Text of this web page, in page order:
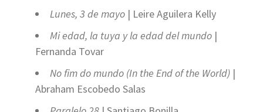
Lunes, 3 de mayo | Leire Aguilera Kelly
Mi edad, la tuya y la edad del mundo |
Fernanda Tovar
No fim do mundo (In the End of the World) |
Abraham Escobedo Salas